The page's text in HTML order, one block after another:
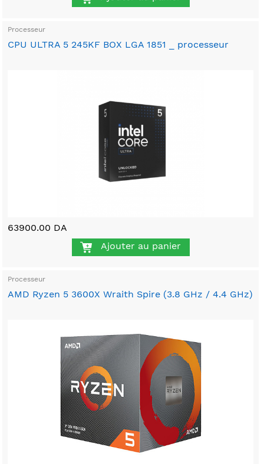
Processeur
CPU ULTRA 5 245KF BOX LGA 1851 _ processeur
63900.00 DA
Ajouter au panier
Processeur
AMD Ryzen 5 3600X Wraith Spire (3.8 GHz / 4.4 GHz)